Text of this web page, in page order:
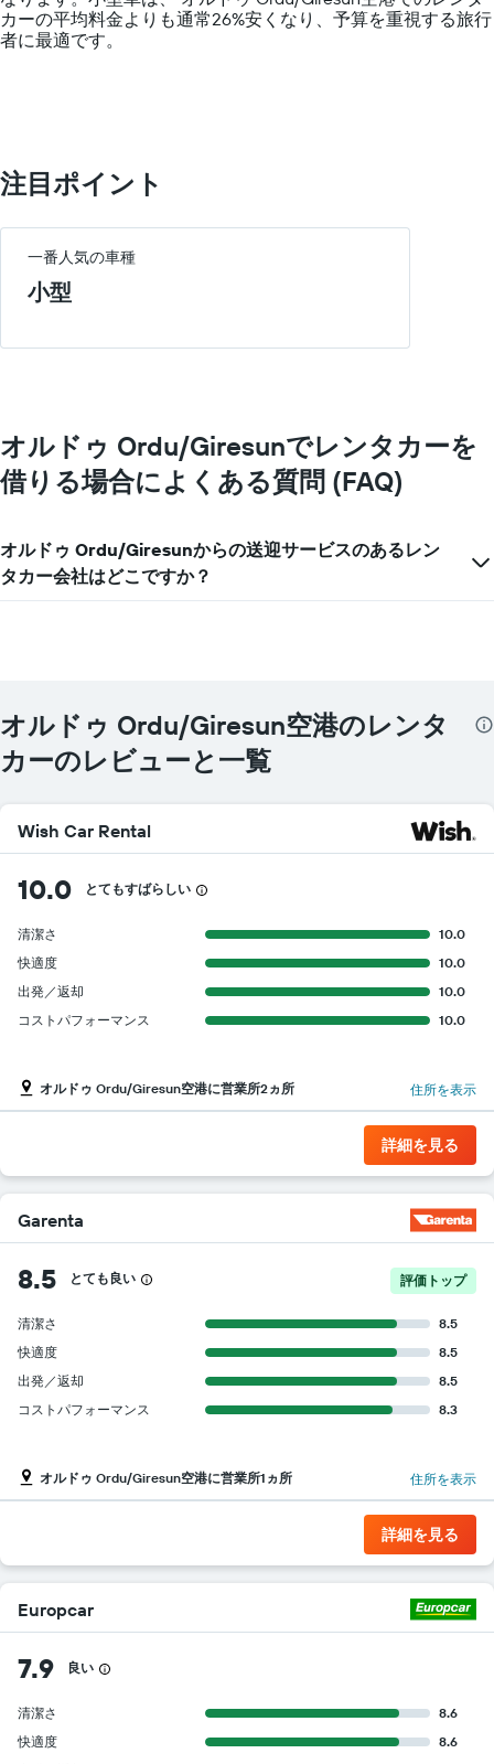
い
ま
す
本
は、
ン
タ
カ
会
タ
カ
ー
安
値
を
す
displaying
values.
カーの平均料金よりも通常26%安くなり、予算を重視する旅行
者に最適です。
注目ポイント
一番人気の車種
小型
オルドゥ Ordu/Giresunでレンタカーを
借りる場合によくある質問 (FAQ)
オルドゥ Ordu/Giresunからの送迎サービスのあるレン
タカー会社はどこですか？
オルドゥ Ordu/Giresun空港のレンタ
カーのレビューと一覧
Wish Car Rental
10.0 とてもすばらしい
清潔さ
10.0
快適度
10.0
出発／返却
10.0
コストパフォーマンス
10.0
オルドゥ Ordu/Giresun空港に営業所2ヵ所 住所を表示
詳細を見る
Garenta
8.5 とても良い 評価トップ
清潔さ
8.5
快適度
8.5
出発／返却
8.5
コストパフォーマンス
8.3
オルドゥ Ordu/Giresun空港に営業所1ヵ所 住所を表示
詳細を見る
Europcar
7.9 良い
清潔さ
8.6
快適度
8.6